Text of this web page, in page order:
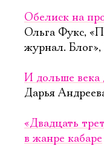
Обелиск на
Ольга Фукс,
журнал.
И дольше века
Дарья
«Двадцать
в жанре кабаре